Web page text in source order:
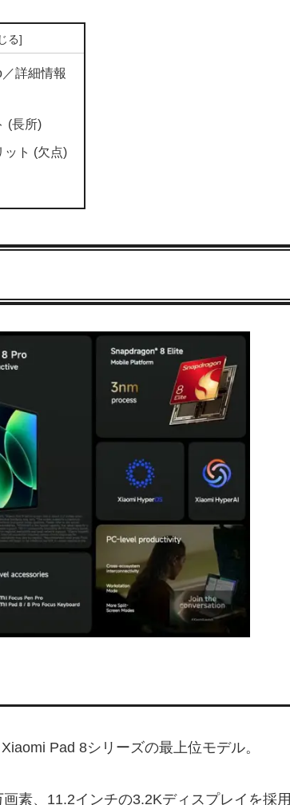
詳細情報
(長所)
ット (欠点)
Pad 8シリーズの最上位モデル。
素、11.2インチの3.2Kディスプレイを採用